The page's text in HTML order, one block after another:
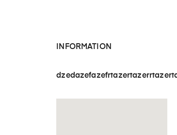
INFORMATION